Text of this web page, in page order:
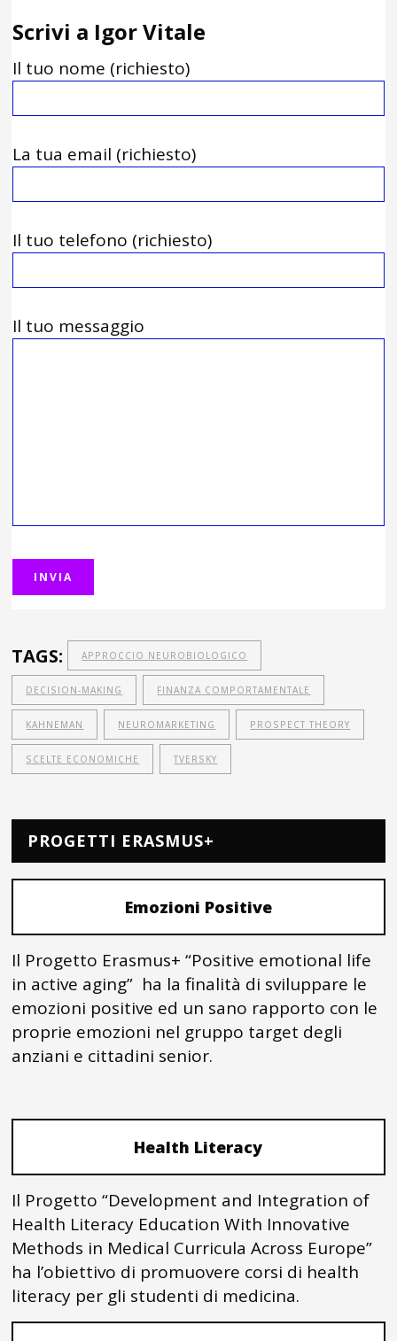
Scrivi a Igor Vitale
Il tuo nome (richiesto)
La tua email (richiesto)
Il tuo telefono (richiesto)
Il tuo messaggio
TAGS: APPROCCIO NEUROBIOLOGICO
DECISION-MAKING FINANZA COMPORTAMENTALE
KAHNEMAN NEUROMARKETING PROSPECT THEORY
SCELTE ECONOMICHE TVERSKY
PROGETTI ERASMUS+
Emozioni Positive
Il Progetto Erasmus+ “Positive emotional life
in active aging” ha la finalità di sviluppare le
emozioni positive ed un sano rapporto con le
proprie emozioni nel gruppo target degli
anziani e cittadini senior.
Health Literacy
Il Progetto “Development and Integration of
Health Literacy Education With Innovative
Methods in Medical Curricula Across Europe”
ha l’obiettivo di promuovere corsi di health
literacy per gli studenti di medicina.